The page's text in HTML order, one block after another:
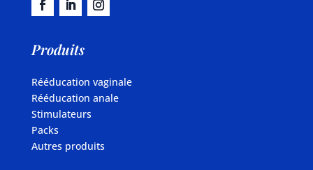
Produits
Rééducation vaginale
Rééducation anale
Stimulateurs
Packs
Autres produits